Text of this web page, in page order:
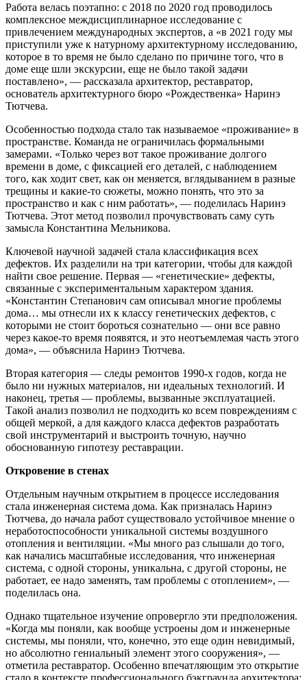
Работа велась поэтапно: с 2018 по 2020 год проводилось
комплексное междисциплинарное исследование с
привлечением международных экспертов, а «в 2021 году мы
приступили уже к натурному архитектурному исследованию,
которое в то время не было сделано по причине того, что в
доме еще шли экскурсии, еще не было такой задачи
поставлено», — рассказала архитектор, реставратор,
основатель архитектурного бюро «Рождественка» Наринэ
Тютчева.
Особенностью подхода стало так называемое «проживание» в
пространстве. Команда не ограничилась формальными
замерами. «Только через вот такое проживание долгого
времени в доме, с фиксацией его деталей, с наблюдением
того, как ходит свет, как он меняется, вглядыванием в разные
трещины и какие-то сюжеты, можно понять, что это за
пространство и как с ним работать», — поделилась Наринэ
Тютчева. Этот метод позволил прочувствовать саму суть
замысла Константина Мельникова.
Ключевой научной задачей стала классификация всех
дефектов. Их разделили на три категории, чтобы для каждой
найти свое решение. Первая — «генетические» дефекты,
связанные с экспериментальным характером здания.
«Константин Степанович сам описывал многие проблемы
дома… мы отнесли их к классу генетических дефектов, с
которыми не стоит бороться сознательно — они все равно
через какое-то время появятся, и это неотъемлемая часть этого
дома», — объяснила Наринэ Тютчева.
Вторая категория — следы ремонтов 1990-х годов, когда не
было ни нужных материалов, ни идеальных технологий. И
наконец, третья — проблемы, вызванные эксплуатацией.
Такой анализ позволил не подходить ко всем повреждениям с
общей меркой, а для каждого класса дефектов разработать
свой инструментарий и выстроить точную, научно
обоснованную гипотезу реставрации.
Откровение в стенах
Отдельным научным открытием в процессе исследования
стала инженерная система дома. Как призналась Наринэ
Тютчева, до начала работ существовало устойчивое мнение о
неработоспособности уникальной системы воздушного
отопления и вентиляции. «Мы много раз слышали до того,
как начались масштабные исследования, что инженерная
система, с одной стороны, уникальна, с другой стороны, не
работает, ее надо заменять, там проблемы с отоплением», —
поделилась она.
Однако тщательное изучение опровергло эти предположения.
«Когда мы поняли, как вообще устроены дом и инженерные
системы, мы поняли, что, конечно, это еще один невидимый,
но абсолютно гениальный элемент этого сооружения», —
отметила реставратор. Особенно впечатляющим это открытие
стало в контексте профессионального бэкграунда архитектора: